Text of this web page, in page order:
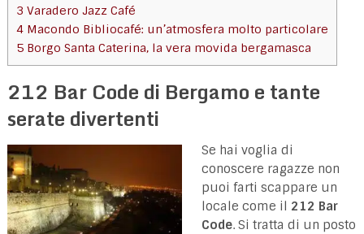
3 Varadero Jazz Café
4Macondo Bibliocafé: un’atmosfera molto particolare
5Borgo Santa Caterina, la vera movida bergamasca
212 Bar Code di Bergamo e tante
serate divertenti
Se hai voglia di
conoscere ragazze non
puoi farti scappare un
locale come il 212 Bar
Code. Si tratta di un posto